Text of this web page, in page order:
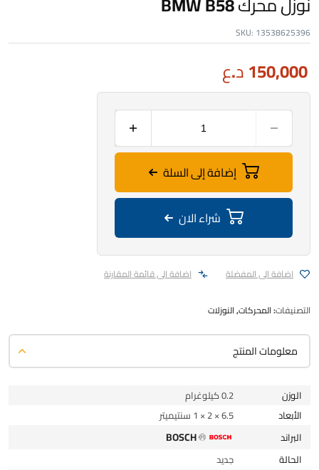
SKU: 13538625396
150,000د.ع
إضافة إلى السلة
شراء الان
اضافة الى المفضلة اضافة الى قائمة المقارنة
التصنيفات:المحركات,النوزلات
معلومات المنتج
الوزن
0.2 كيلوغرام
الأبعاد
6.5 × 2 × 1 سنتيميتر
البراند
BOSCH
الحالة جديد